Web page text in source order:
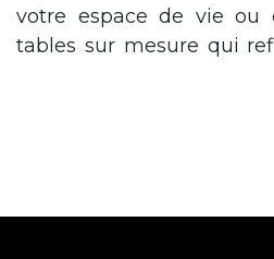
votre espace de vie ou
tables sur mesure qui